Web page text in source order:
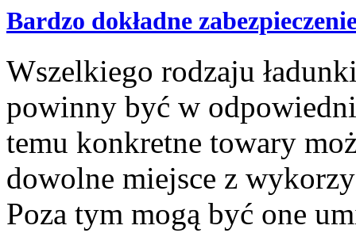
Bardzo dokładne
Wszelkiego rodzaju
powinny być w
temu konkretne towary
dowolne miejsce z
Poza tym mogą być one